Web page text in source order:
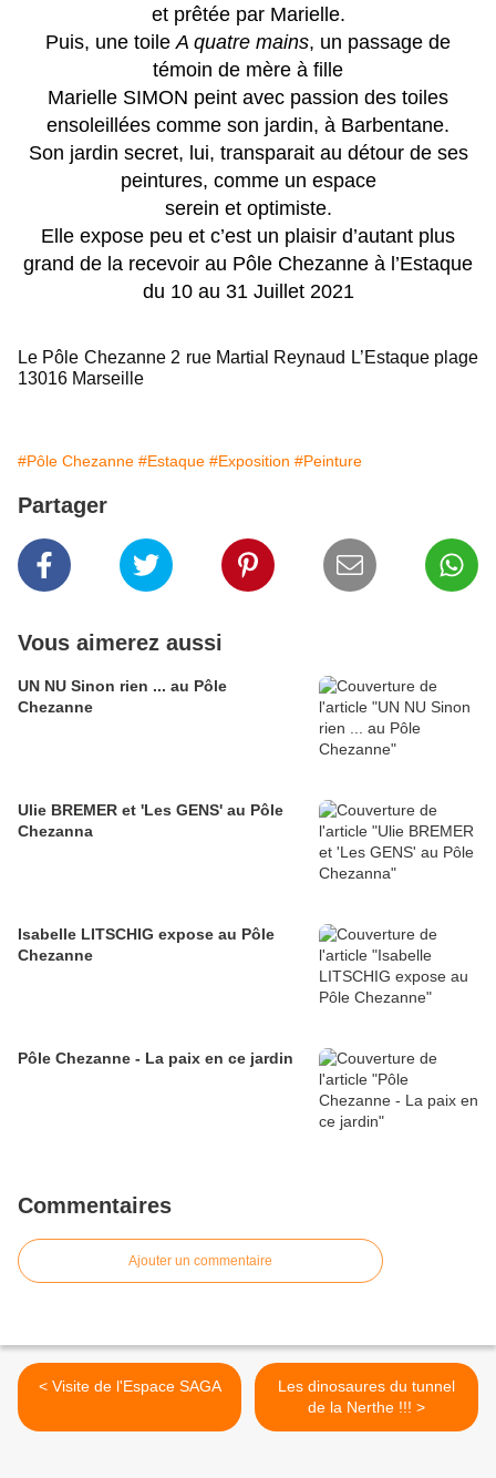
et prêtée par Marielle.
Puis, une toileA quatre mains, un passage de
témoin de mère à fille
Marielle SIMON peint avec passion des toiles
ensoleillées comme son jardin, à Barbentane.
Son jardin secret, lui, transparait au détour de ses
peintures, comme un espace
serein et optimiste.
Elle expose peu et c’est un plaisir d’autant plus
grand de la recevoir au Pôle Chezanne à l’Estaque
du 10 au 31 Juillet 2021
Le Pôle Chezanne 2 rue Martial Reynaud L’Estaque plage
13016 Marseille
#Pôle Chezanne #Estaque #Exposition #Peinture
Partager
Vous aimerez aussi
UN NU Sinon rien ... au Pôle
Chezanne
Ulie BREMER et 'Les GENS' au Pôle
Chezanna
Isabelle LITSCHIG expose au Pôle
Chezanne
Pôle Chezanne - La paix en ce jardin
Commentaires
Ajouter un commentaire
< Visite de l'Espace SAGA
Les dinosaures du tunnel
de la Nerthe !!! >